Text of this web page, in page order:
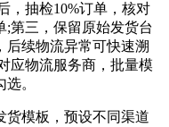
，抽检10%订单，核对
;第三，保留原始发货台
后续物流异常可快速溯
应物流服务商，批量模
。
模板，预设不同渠道